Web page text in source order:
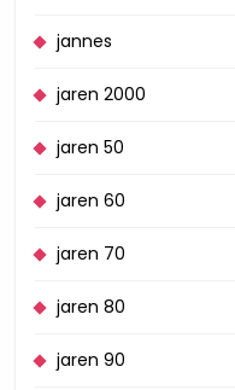
jannes
jaren 2000
jaren 50
jaren 60
jaren 70
jaren 80
jaren 90